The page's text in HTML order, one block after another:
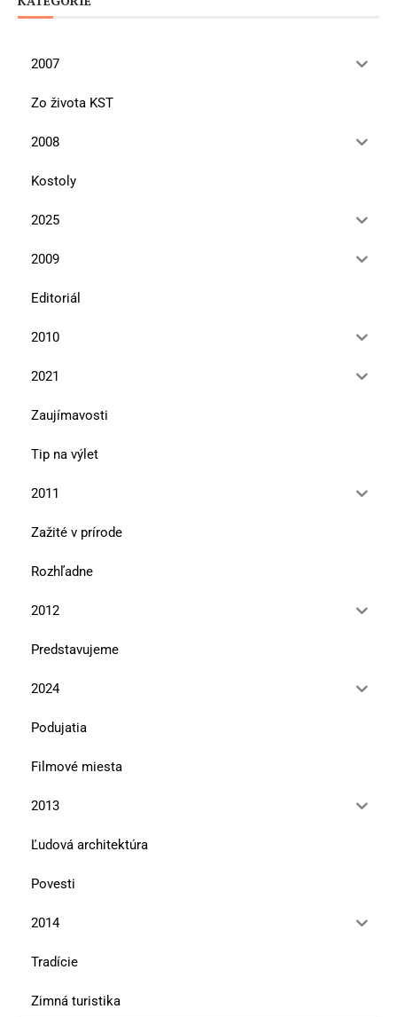
2007
Zo života KST
2008
Kostoly
2025
2009
Editoriál
2010
2021
Zaujímavosti
Tip na výlet
2011
Zažité v prírode
Rozhľadne
2012
Predstavujeme
2024
Podujatia
Filmové miesta
2013
Ľudová architektúra
Povesti
2014
Tradície
Zimná turistika